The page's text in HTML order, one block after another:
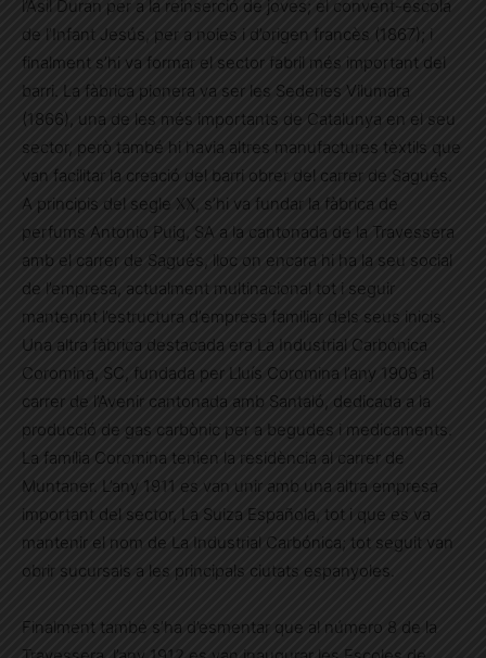
l’Asil Duran per a la reinserció de joves; el convent-escola
de l’Infant Jesús, per a noies i d’origen francès (1867); i
finalment s’hi va formar el sector fabril més important del
barri. La fàbrica pionera va ser les Sederies Vilumara
(1866), una de les més importants de Catalunya en el seu
sector, però també hi havia altres manufactures tèxtils que
van facilitar la creació del barri obrer del carrer de Sagués.
A principis del segle XX, s’hi va fundar la fàbrica de
perfums Antonio Puig, SA a la cantonada de la Travessera
amb el carrer de Sagués, lloc on encara hi ha la seu social
de l’empresa, actualment multinacional tot i seguir
mantenint l’estructura d’empresa familiar dels seus inicis.
Una altra fàbrica destacada era La Industrial Carbónica
Coromina, SC, fundada per Lluís Coromina l’any 1908 al
carrer de l’Avenir cantonada amb Santaló, dedicada a la
producció de gas carbònic per a begudes i medicaments.
La família Coromina tenien la residència al carrer de
Muntaner. L’any 1911 es van unir amb una altra empresa
important del sector, La Suiza Española, tot i que es va
mantenir el nom de La Industrial Carbónica; tot seguit van
obrir sucursals a les principals ciutats espanyoles.
Finalment també s’ha d’esmentar que al número 8 de la